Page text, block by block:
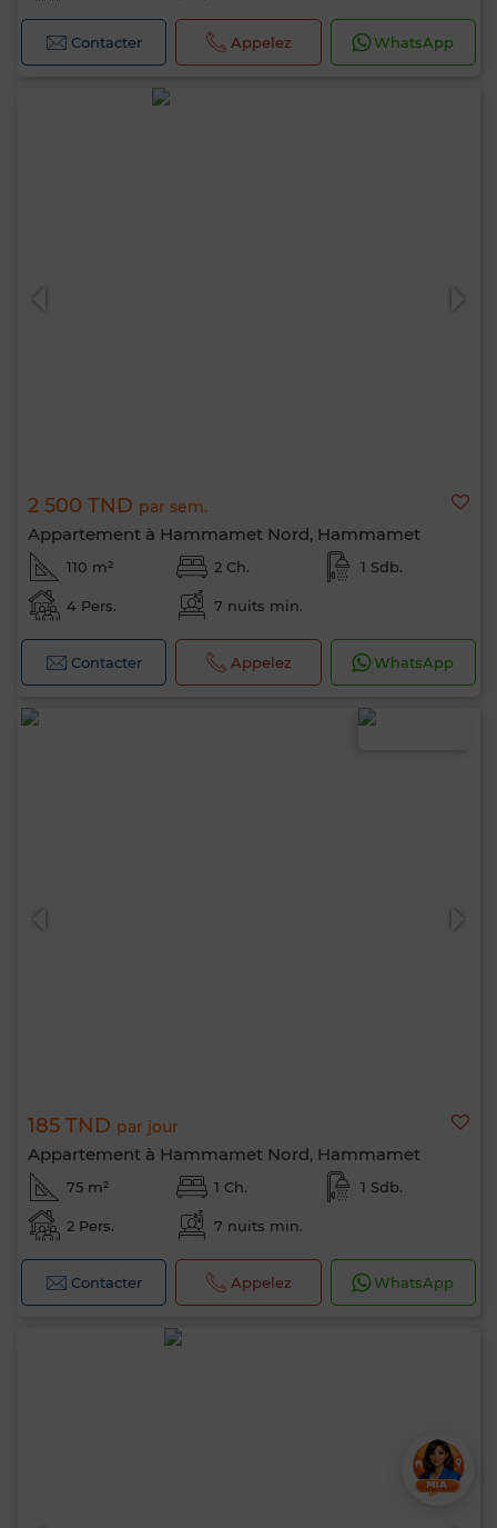
Contacter Appelez WhatsApp
2 500 TND par sem.
Appartement à Hammamet Nord, Hammamet
110 m² 2 Ch. 1 Sdb.
4 Pers. 7 nuits min.
Contacter Appelez WhatsApp
185 TND par jour
Appartement à Hammamet Nord, Hammamet
75 m² 1 Ch. 1 Sdb.
2 Pers. 7 nuits min.
Contacter Appelez WhatsApp